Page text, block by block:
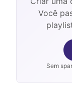
Você
Sem